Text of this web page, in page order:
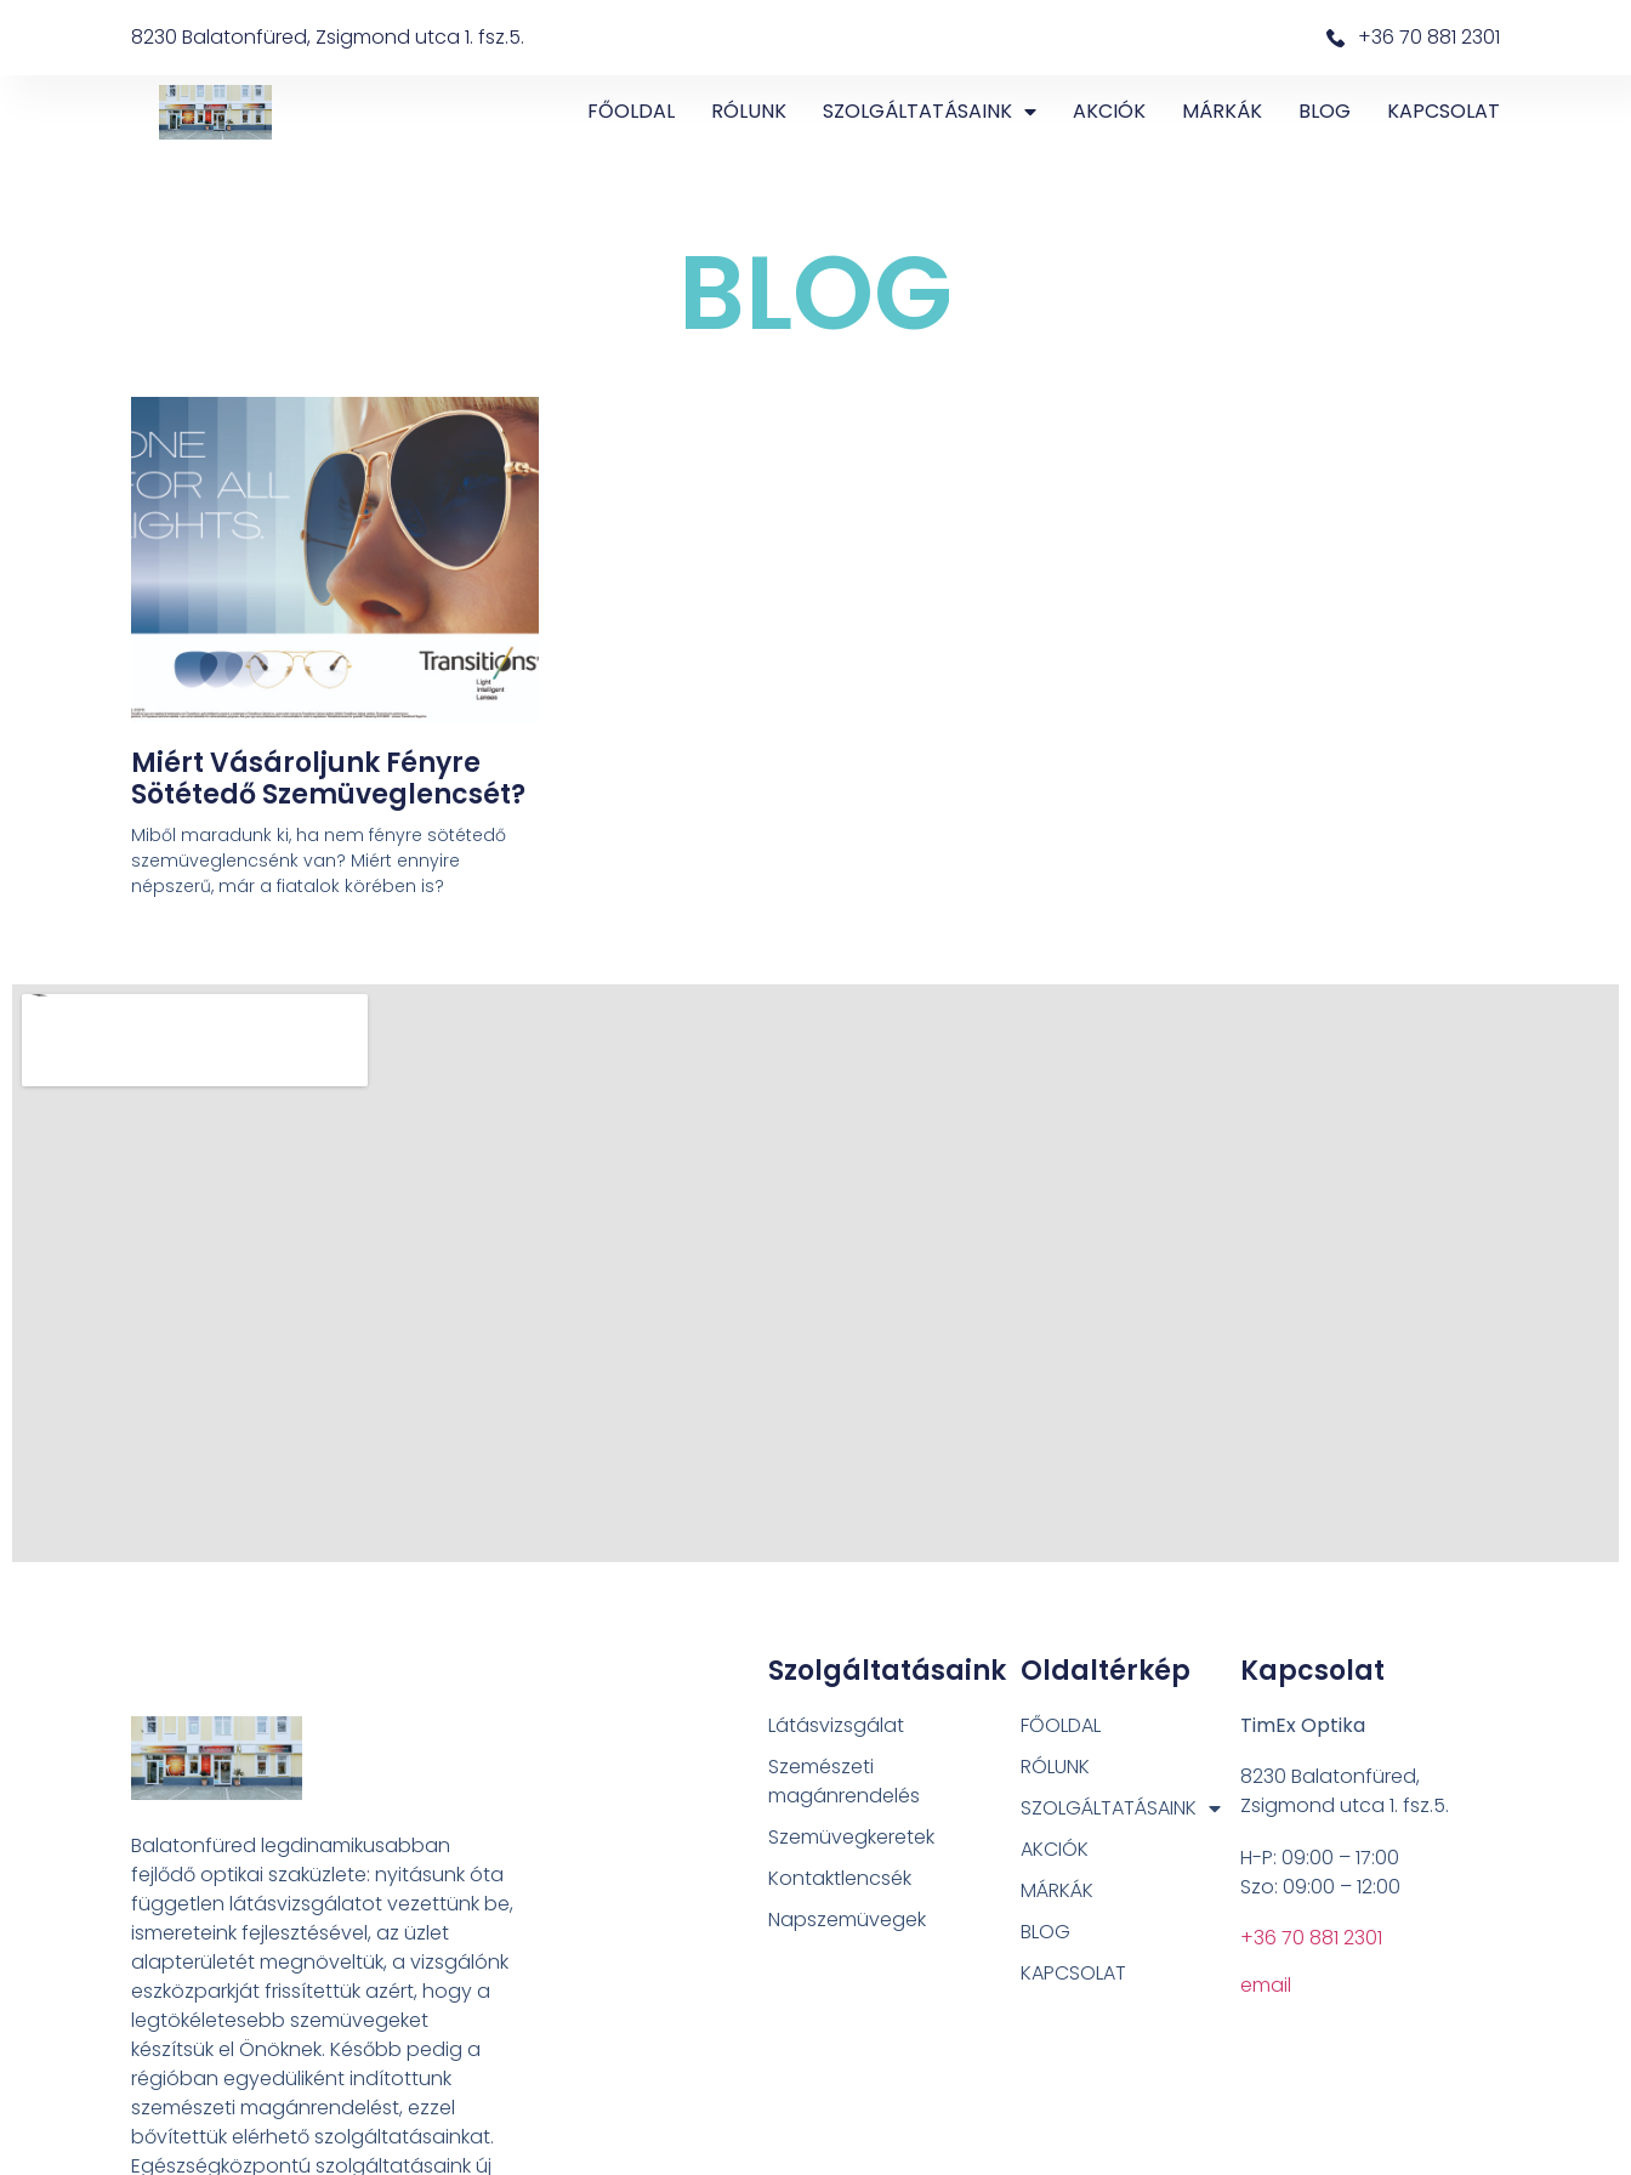
8230 Balatonfüred, Zsigmond utca 1. fsz.5. +36 70 881 2301
FŐOLDAL RÓLUNK SZOLGÁLTATÁSAINK AKCIÓK MÁRKÁK BLOG KAPCSOLAT
BLOG
Miért Vásároljunk Fényre
Sötétedő Szemüveglencsét?
Miből maradunk ki, ha nem fényre sötétedő
szemüveglencsénk van? Miért ennyire
népszerű, már a fiatalok körében is?
Balatonfüred legdinamikusabban
fejlődő optikai szaküzlete: nyitásunk óta
független látásvizsgálatot vezettünk be,
ismereteink fejlesztésével, az üzlet
alapterületét megnöveltük, a vizsgálónk
eszközparkját frissítettük azért, hogy a
legtökéletesebb szemüvegeket
készítsük el Önöknek. Később pedig a
régióban egyedüliként indítottunk
szemészeti magánrendelést, ezzel
bővítettük elérhető szolgáltatásainkat.
Egészségközpontú szolgáltatásaink új
Szolgáltatásaink
Látásvizsgálat
Szemészeti
magánrendelés
Szemüvegkeretek
Kontaktlencsék
Napszemüvegek
Oldaltérkép
FŐOLDAL
RÓLUNK
SZOLGÁLTATÁSAINK
AKCIÓK
MÁRKÁK
BLOG
KAPCSOLAT
Kapcsolat
TimEx Optika
8230 Balatonfüred,
Zsigmond utca 1. fsz.5.
H-P: 09:00 – 17:00
Szo: 09:00 – 12:00
+36 70 881 2301
email